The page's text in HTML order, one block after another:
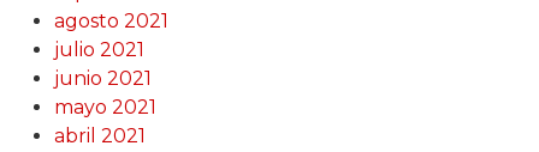
agosto 2021
julio 2021
junio 2021
mayo 2021
abril 2021